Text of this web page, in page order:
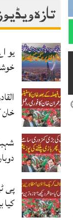
تازہ
پی
کیا